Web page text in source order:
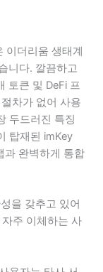
이더리움 생태계
니다. 깔끔하고
토큰 및 DeFi 프
차가 없어 사용
두드러진 특징
탑재된 imKey
과 완벽하게 통합
을 갖추고 있어
주 이체하는 사